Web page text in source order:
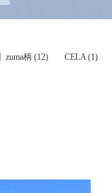
zuma柄 (12)
CELA (1)